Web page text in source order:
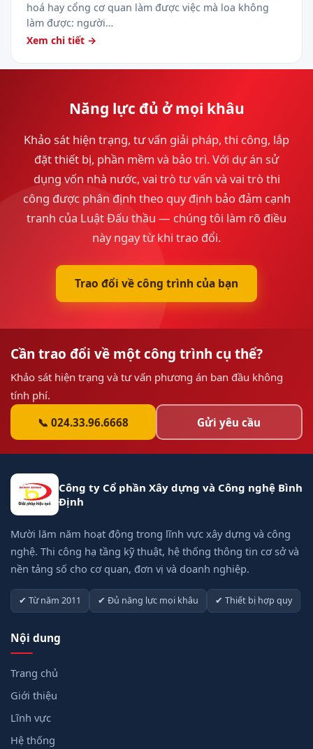
hoá hay cổng cơ quan làm được việc mà loa không
làm được: người…
Xem chi tiết →
Năng lực đủ ở mọi khâu
Khảo sát hiện trạng, tư vấn giải pháp, thi công, lắp
đặt thiết bị, phần mềm và bảo trì. Với dự án sử
dụng vốn nhà nước, vai trò tư vấn và vai trò thi
công được phân định theo quy định bảo đảm cạnh
tranh của Luật Đấu thầu — chúng tôi làm rõ điều
này ngay từ khi trao đổi.
Trao đổi về công trình của bạn
Cần trao đổi về một công trình cụ thể?
Khảo sát hiện trạng và tư vấn phương án ban đầu không
tính phí.
📞 024.33.96.6668
Gửi yêu cầu
Công ty Cổ phần Xây dựng và Công nghệ Bình
Định
Mười lăm năm hoạt động trong lĩnh vực xây dựng và công
nghệ. Thi công hạ tầng kỹ thuật, hệ thống thông tin cơ sở và
nền tảng số cho cơ quan, đơn vị và doanh nghiệp.
✔ Từ năm 2011 ✔ Đủ năng lực mọi khâu ✔ Thiết bị hợp quy
Nội dung
Trang chủ
Giới thiệu
Lĩnh vực
Hệ thống